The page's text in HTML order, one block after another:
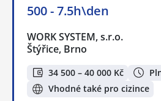
500 - 7.5h\den
WORK SYSTEM, s.r.o.
Štýřice, Brno
34 500 – 40 000 Kč
Vhodné také pro cizince